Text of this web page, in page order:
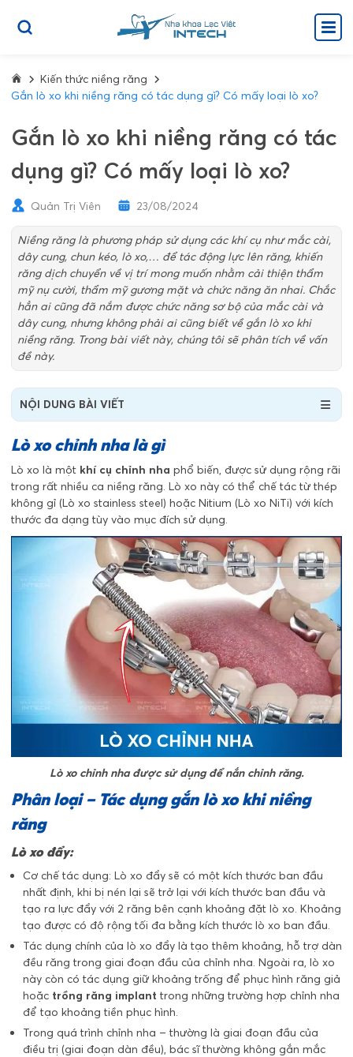
Kiến thức niềng răng
Gắn lò xo khi niềng răng có tác dụng gì? Có mấy loại lò xo?
Gắn lò xo khi niềng răng có tác
dụng gì? Có mấy loại lò xo?
Quản Trị Viên 23/08/2024
Niềng răng là phương pháp sử dụng các khí cụ như mắc cài,
dây cung, chun kéo, lò xo,… để tác động lực lên răng, khiến
răng dịch chuyển về vị trí mong muốn nhằm cải thiện thẩm
mỹ nụ cười, thẩm mỹ gương mặt và chức năng ăn nhai. Chắc
hẳn ai cũng đã nắm được chức năng sơ bộ của mắc cài và
dây cung, nhưng không phải ai cũng biết về gắn lò xo khi
niềng răng. Trong bài viết này, chúng tôi sẽ phân tích về vấn
đề này.
NỘI DUNG BÀI VIẾT
Lò xo chỉnh nha là gì
Lò xo là một khí cụ chỉnh nha phổ biến, được sử dụng rộng rãi
trong rất nhiều ca niềng răng. Lò xo này có thể chế tác từ thép
không gỉ (Lò xo stainless steel) hoặc Nitium (Lò xo NiTi) với kích
thước đa dạng tùy vào mục đích sử dụng.
Lò xo chỉnh nha được sử dụng để nắn chỉnh răng.
Phân loại – Tác dụng gắn lò xo khi niềng
răng
Lò xo đẩy:
Cơ chế tác dụng: Lò xo đẩy sẽ có một kích thước ban đầu
nhất định, khi bị nén lại sẽ trở lại với kích thước ban đầu và
tạo ra lực đẩy với 2 răng bên cạnh khoảng đặt lò xo. Khoảng
tạo được có độ rộng tối đa bằng kích thước lò xo ban đầu.
Tác dụng chính của lò xo đẩy là tạo thêm khoảng, hỗ trợ dàn
đều răng trong giai đoạn đầu của chỉnh nha. Ngoài ra, lò xo
này còn có tác dụng giữ khoảng trống để phục hình răng giả
hoặc trồng răng implant trong những trường hợp chỉnh nha
để tạo khoảng tiền phục hình.
Trong quá trình chỉnh nha – thường là giai đoạn đầu của
điều trị (giai đoạn dàn đều), bác sĩ thường không gắn mắc